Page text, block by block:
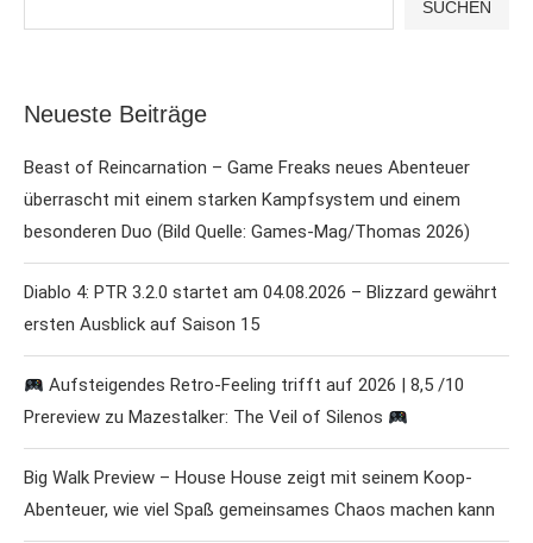
SUCHEN
Neueste Beiträge
Beast of Reincarnation – Game Freaks neues Abenteuer
überrascht mit einem starken Kampfsystem und einem
besonderen Duo (Bild Quelle: Games-Mag/Thomas 2026)
Diablo 4: PTR 3.2.0 startet am 04.08.2026 – Blizzard gewährt
ersten Ausblick auf Saison 15
Aufsteigendes Retro-Feeling trifft auf 2026 | 8,5 /10
Prereview zu Mazestalker: The Veil of Silenos
Big Walk Preview – House House zeigt mit seinem Koop-
Abenteuer, wie viel Spaß gemeinsames Chaos machen kann